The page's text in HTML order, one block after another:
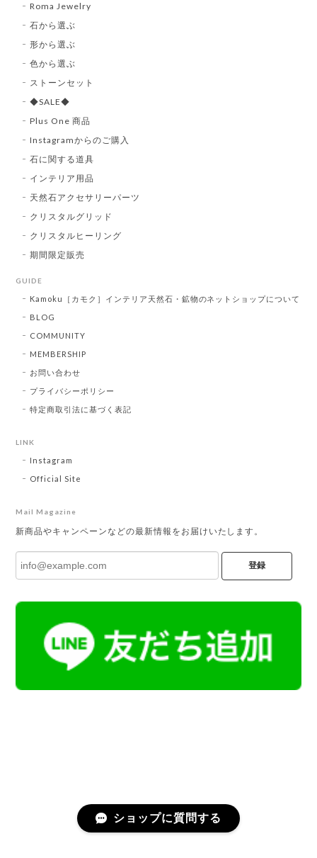
Roma Jewelry
石から選ぶ
形から選ぶ
色から選ぶ
ストーンセット
◆SALE◆
Plus One 商品
Instagramからのご購入
石に関する道具
インテリア用品
天然石アクセサリーパーツ
クリスタルグリッド
クリスタルヒーリング
期間限定販売
GUIDE
Kamoku［カモク］インテリア天然石・鉱物のネットショップについて
BLOG
COMMUNITY
MEMBERSHIP
お問い合わせ
プライバシーポリシー
特定商取引法に基づく表記
LINK
Instagram
Official Site
Mail Magazine
新商品やキャンペーンなどの最新情報をお届けいたします。
登録
ショップに質問する